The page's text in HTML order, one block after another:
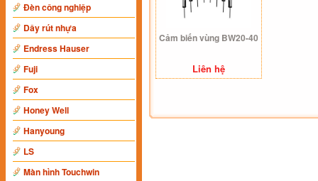
Đèn công nghiệp
Dây rút nhựa
Endress Hauser
Fuji
Fox
Honey Well
Hanyoung
LS
Màn hình Touchwin
Cảm biến vùng BW20-40
Liên hệ